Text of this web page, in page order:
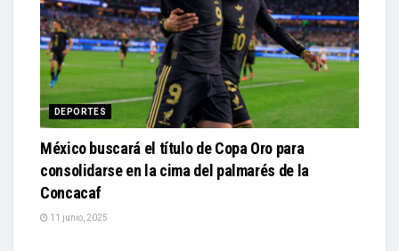
DEPORTES
México buscará el título de Copa Oro para
consolidarse en la cima del palmarés de la
Concacaf
11 junio, 2025